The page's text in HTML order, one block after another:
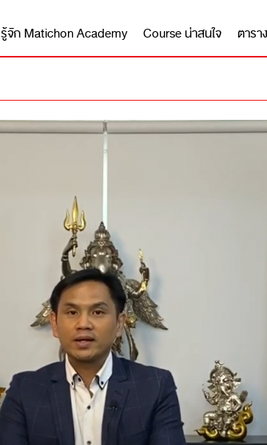
รู้จัก Matichon Academy Course น่าสนใจ ตารา